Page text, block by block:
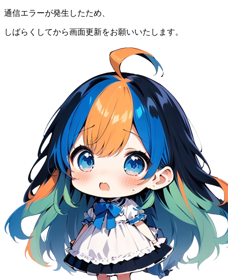
通信エラーが発生したため、
しばらくしてから画面更新をお願いいたします。